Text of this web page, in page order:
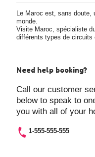
Le Maroc est, sans doute,
monde.
Visite Maroc, spécialiste
différents types de circuits
Need help booking?
Call our customer
below to speak to
you with all of your
1-555-555-555